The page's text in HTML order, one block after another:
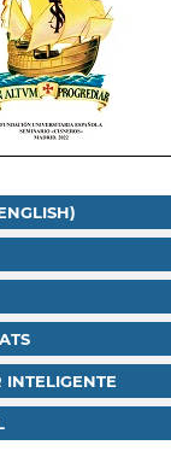
INTELIGENTE